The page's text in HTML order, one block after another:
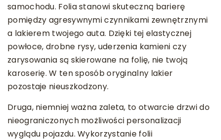
samochodu. Folia stanowi skuteczną barierę
pomiędzy agresywnymi czynnikami zewnętrznymi
a lakierem twojego auta. Dzięki tej elastycznej
powłoce, drobne rysy, uderzenia kamieni czy
zarysowania są skierowane na folię, nie twoją
karoserię. W ten sposób oryginalny lakier
pozostaje nieuszkodzony.
Druga, niemniej ważna zaleta, to otwarcie drzwi do
nieograniczonych możliwości personalizacji
wyglądu pojazdu. Wykorzystanie folii